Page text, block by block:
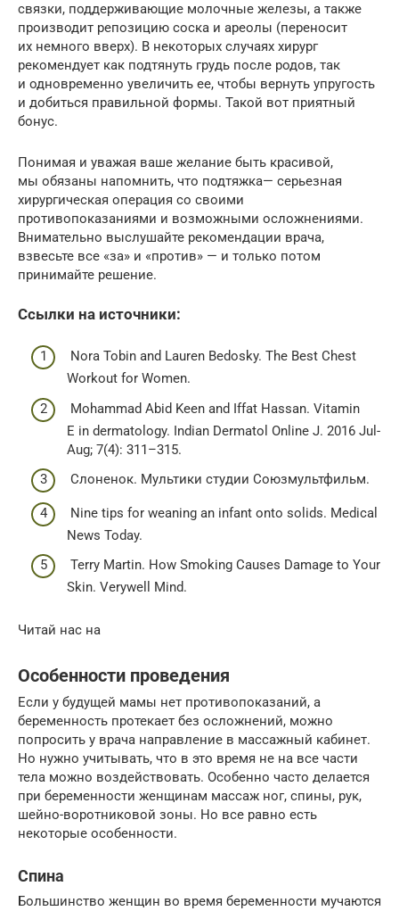
связки, поддерживающие молочные железы, а также
производит репозицию соска и ареолы (переносит
их немного вверх). В некоторых случаях хирург
рекомендует как подтянуть грудь после родов, так
и одновременно увеличить ее, чтобы вернуть упругость
и добиться правильной формы. Такой вот приятный
бонус.
Понимая и уважая ваше желание быть красивой,
мы обязаны напомнить, что подтяжка— серьезная
хирургическая операция со своими
противопоказаниями и возможными осложнениями.
Внимательно выслушайте рекомендации врача,
взвесьте все «за» и «против» — и только потом
принимайте решение.
Ссылки на источники:
Nora Tobin and Lauren Bedosky. The Best Chest
Workout for Women.
Mohammad Abid Keen and Iffat Hassan. Vitamin
E in dermatology. Indian Dermatol Online J. 2016 Jul-
Aug; 7(4): 311–315.
Слоненок. Мультики студии Союзмультфильм.
Nine tips for weaning an infant onto solids. Medical
News Today.
Terry Martin. How Smoking Causes Damage to Your
Skin. Verywell Mind.
Читай нас на
Особенности проведения
Если у будущей мамы нет противопоказаний, а
беременность протекает без осложнений, можно
попросить у врача направление в массажный кабинет.
Но нужно учитывать, что в это время не на все части
тела можно воздействовать. Особенно часто делается
при беременности женщинам массаж ног, спины, рук,
шейно-воротниковой зоны. Но все равно есть
некоторые особенности.
Спина
Большинство женщин во время беременности мучаются